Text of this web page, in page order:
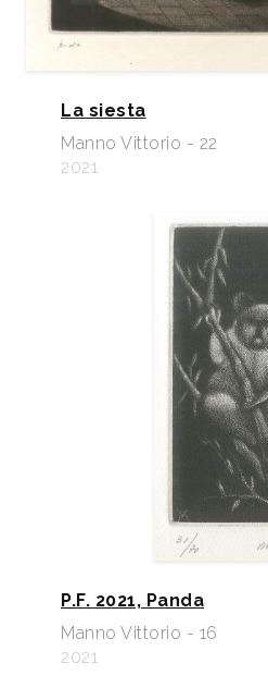
La siesta
Manno Vittorio - 22
2021
P.F. 2021, Panda
Manno Vittorio - 16
2021